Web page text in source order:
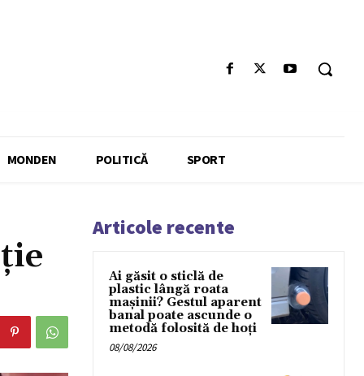
MONDEN POLITICĂ SPORT
Articole recente
Ai găsit o sticlă de
plastic lângă roata
mașinii? Gestul aparent
banal poate ascunde o
metodă folosită de hoți
08/08/2026